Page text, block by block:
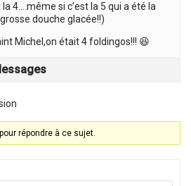
4….même si c’est la 5 qui a été la
douche glacée!!)
Michel,on était 4 foldingos!!! 😆
répondre à ce sujet.